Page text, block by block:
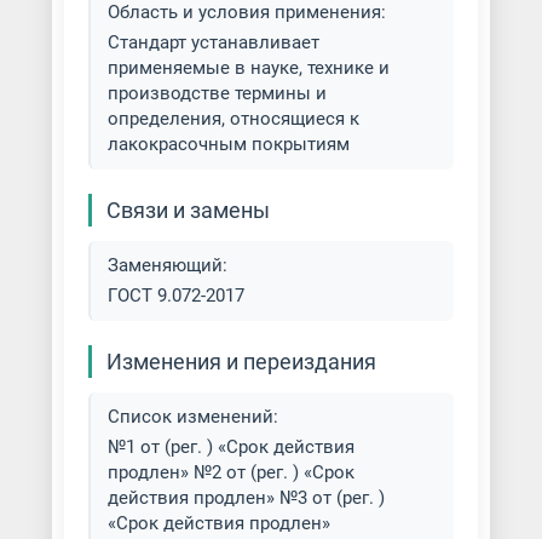
Полимерная покраска
Порошковая окраска
нержавеющей стали
алюминиевого профиля
Порошковая покраска
алюминия
техники
Порошковая покраска
велосипедов
Порошковая покраска дверей
Область и условия применения:
Стандарт устанавливает
применяемые в науке, технике и
производстве термины и
определения, относящиеся к
лакокрасочным покрытиям
Связи и замены
Заменяющий:
ГОСТ 9.072-2017
Изменения и переиздания
Список изменений:
№1 от (рег. ) «Срок действия
продлен» №2 от (рег. ) «Срок
действия продлен» №3 от (рег. )
«Срок действия продлен»